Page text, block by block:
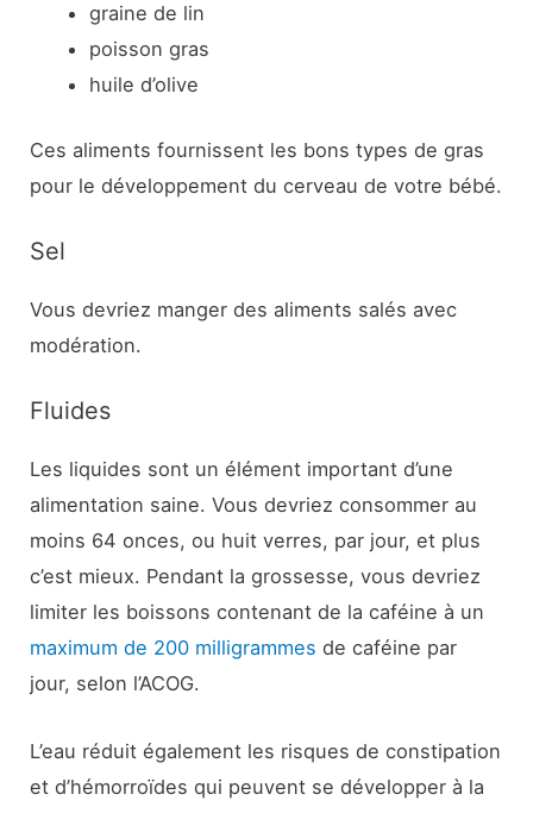
graine de lin
poisson gras
huile d’olive
Ces aliments fournissent les bons types de gras
pour le développement du cerveau de votre bébé.
Sel
Vous devriez manger des aliments salés avec
modération.
Fluides
Les liquides sont un élément important d’une
alimentation saine. Vous devriez consommer au
moins 64 onces, ou huit verres, par jour, et plus
c’est mieux. Pendant la grossesse, vous devriez
limiter les boissons contenant de la caféine à un
maximum de 200 milligrammes de caféine par
jour, selon l’ACOG.
L’eau réduit également les risques de constipation
et d’hémorroïdes qui peuvent se développer à la